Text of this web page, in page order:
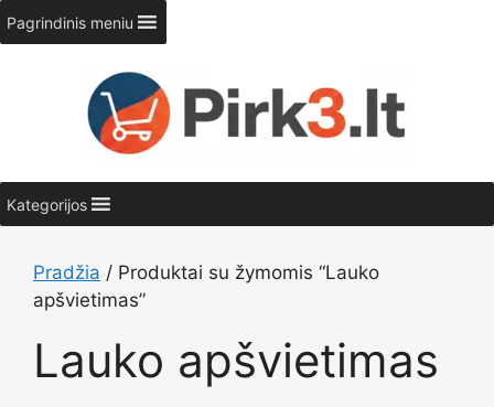
Pereiti
prie
turinio
Pagrindinis meniu
Kategorijos
Pradžia / Produktai su žymomis “Lauko
apšvietimas”
Lauko apšvietimas